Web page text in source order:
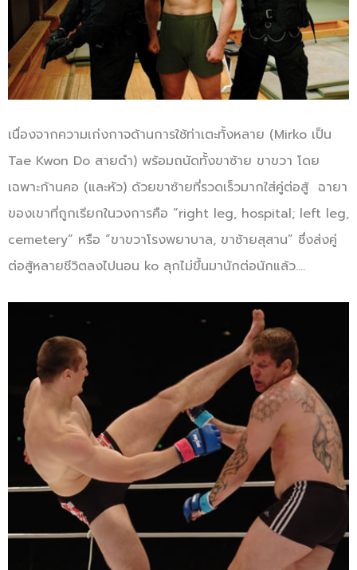
เนื่องจากความเก่งกาจด้านการใช้ท่าเตะทั้งหลาย (Mirko เป็น
Tae Kwon Do สายดำ) พร้อมถนัดทั้งขาซ้าย ขาขวา โดย
เฉพาะก้านคอ (และหัว) ด้วยขาซ้ายที่รวดเร็วมากใส่คู่ต่อสู้ ฉายา
ของเขาที่ถูกเรียกในวงการคือ “right leg, hospital; left leg,
cemetery” หรือ “ขาขวาโรงพยาบาล, ขาซ้ายสุสาน” ซึ่งส่งคู่
ต่อสู้หลายชีวิตลงไปนอน ko ลุกไม่ขึ้นมานักต่อนักแล้ว….